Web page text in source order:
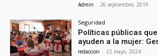
Admin - 26 septiembre, 2019
Seguridad
Políticas públicas
ayuden a la mujer:
redaccion - 22 mayo, 2024